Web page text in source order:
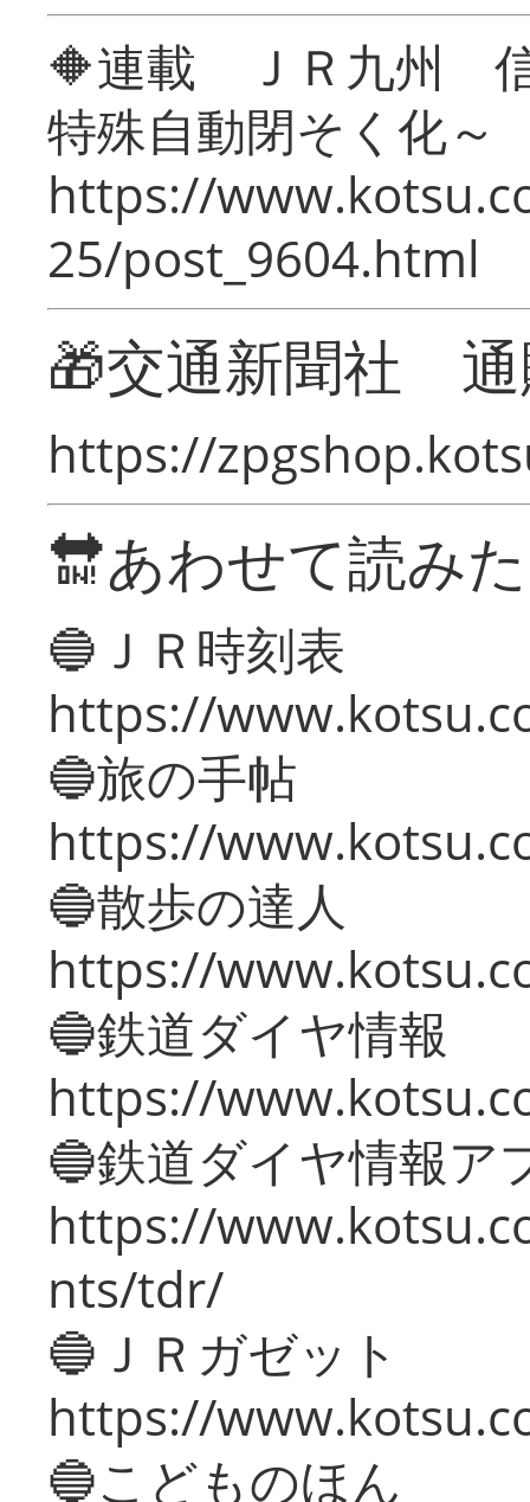
🔶連載 ＪＲ九州 信
特殊自動閉そく化～
https://
25/post_9604.html
🎁交通新聞社
https://
🔛あわせて読み
🔵ＪＲ時刻表
https://
🔵旅の手帖
https://
🔵散歩の達人
https://
🔵鉄道ダイヤ情報
https://
🔵鉄道ダイヤ情報ア
https://
nts/tdr/
🔵ＪＲガゼット
https://
🔵こどものほん